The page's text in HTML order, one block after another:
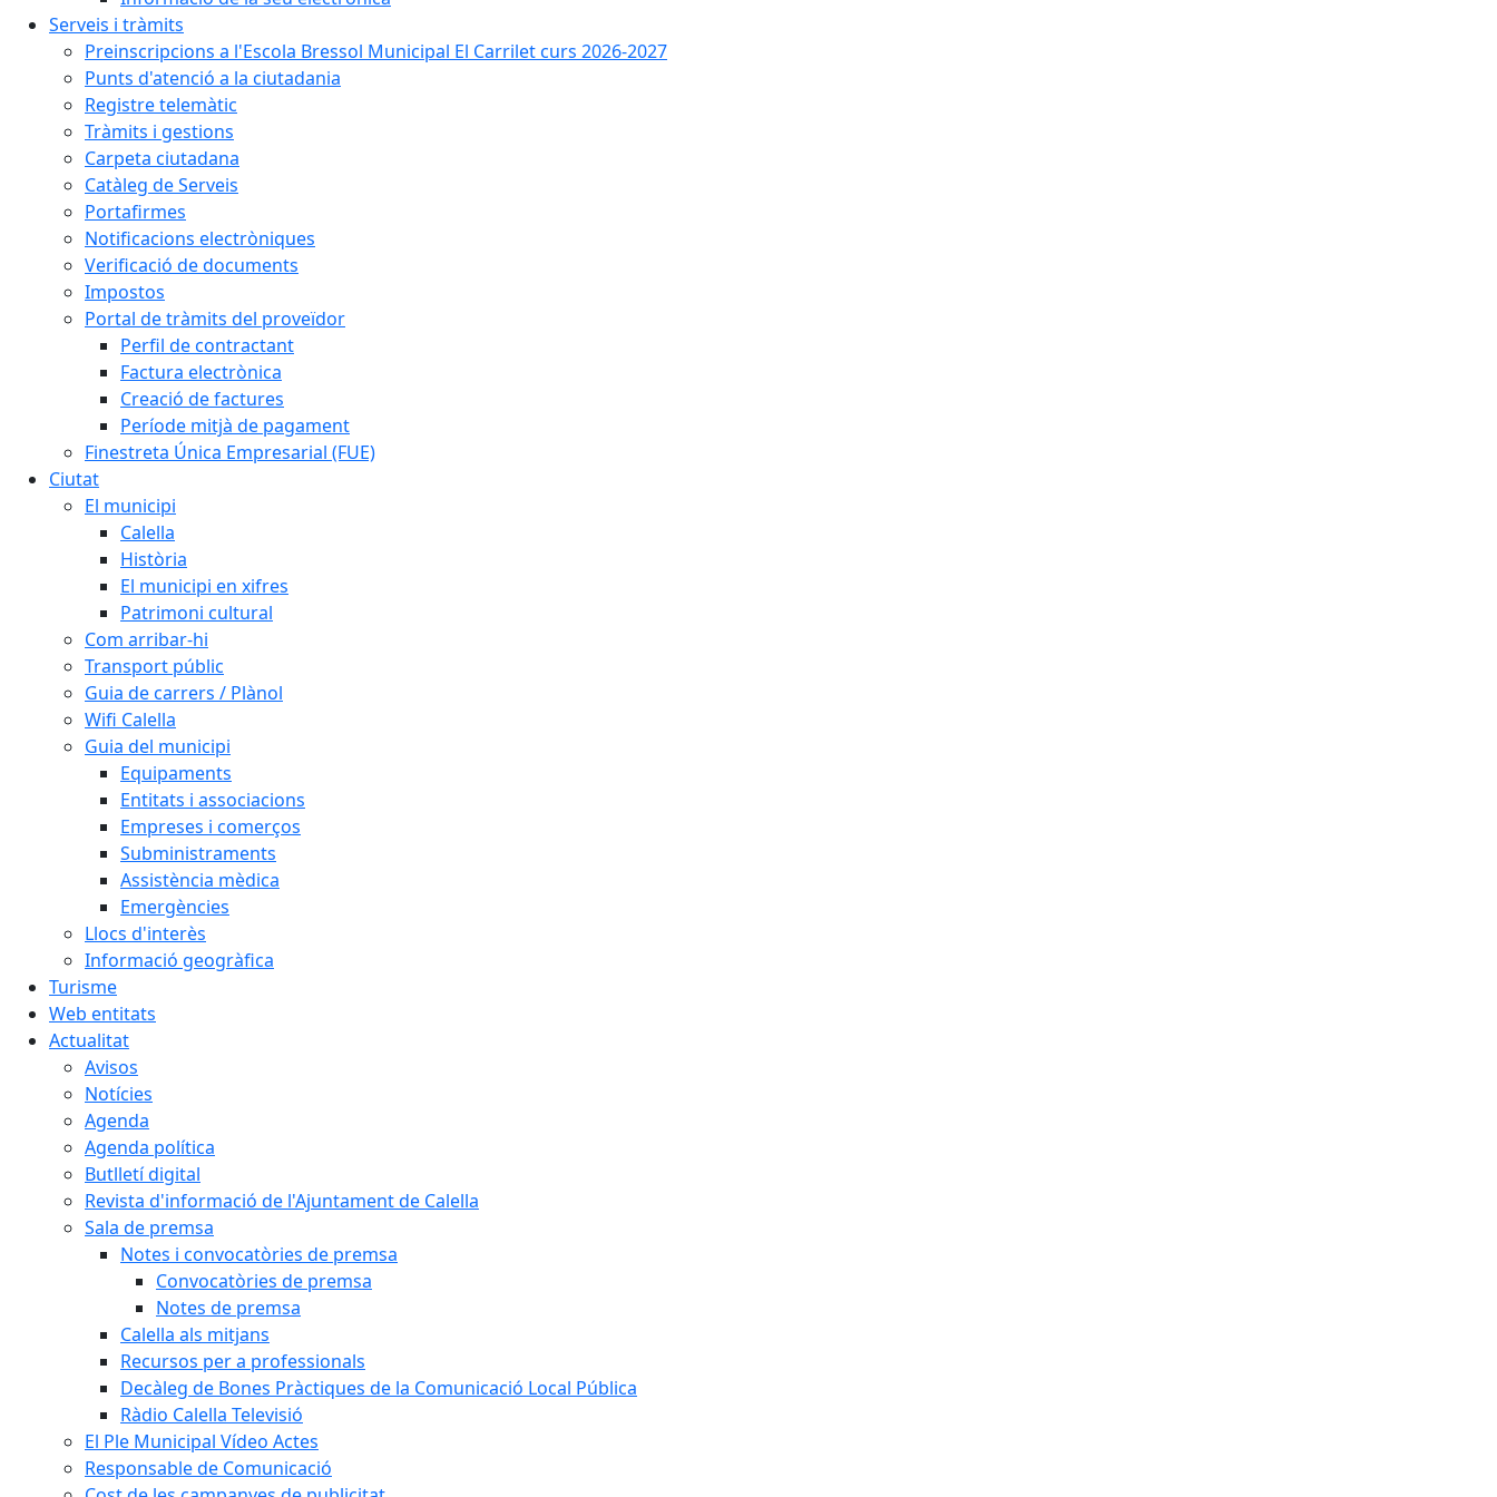
Serveis i tràmits
Preinscripcions a l'Escola Bressol Municipal El Carrilet curs 2026-2027
Punts d'atenció a la ciutadania
Registre telemàtic
Tràmits i gestions
Carpeta ciutadana
Catàleg de Serveis
Portafirmes
Notificacions electròniques
Verificació de documents
Impostos
Portal de tràmits del proveïdor
Perfil de contractant
Factura electrònica
Creació de factures
Període mitjà de pagament
Finestreta Única Empresarial (FUE)
Ciutat
El municipi
Calella
Història
El municipi en xifres
Patrimoni cultural
Com arribar-hi
Transport públic
Guia de carrers / Plànol
Wifi Calella
Guia del municipi
Equipaments
Entitats i associacions
Empreses i comerços
Subministraments
Assistència mèdica
Emergències
Llocs d'interès
Informació geogràfica
Turisme
Web entitats
Actualitat
Avisos
Notícies
Agenda
Agenda política
Butlletí digital
Revista d'informació de l'Ajuntament de Calella
Sala de premsa
Notes i convocatòries de premsa
Convocatòries de premsa
Notes de premsa
Calella als mitjans
Recursos per a professionals
Decàleg de Bones Pràctiques de la Comunicació Local Pública
Ràdio Calella Televisió
El Ple Municipal Vídeo Actes
Responsable de Comunicació